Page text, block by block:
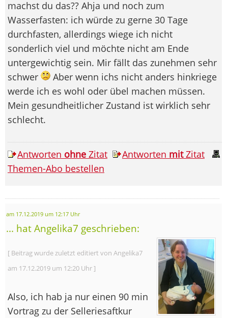
machst du das?? Ahja und noch zum
Wasserfasten: ich würde zu gerne 30 Tage
durchfasten, allerdings wiege ich nicht
sonderlich viel und möchte nicht am Ende
untergewichtig sein. Mir fällt das zunehmen sehr
schwer
Aber wenn ichs nicht anders hinkriege
werde ich es wohl oder übel machen müssen.
Mein gesundheitlicher Zustand ist wirklich sehr
schlecht.
Antworten ohne Zitat Antworten mitZitat
Themen-Abo bestellen
am 17.12.2019 um 12:17 Uhr
... hat Angelika7 geschrieben:
[ Beitrag wurde zuletzt editiert von Angelika7
am 17.12.2019 um 12:20 Uhr ]
Also, ich hab ja nur einen 90 min
Vortrag zu der Selleriesaftkur